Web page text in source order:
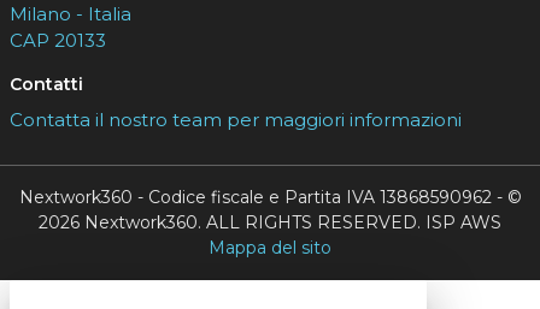
Milano - Italia
CAP 20133
Contatti
Contatta il nostro team per maggiori informazioni
Nextwork360 - Codice fiscale e Partita IVA 13868590962 - ©
2026 Nextwork360. ALL RIGHTS RESERVED. ISP AWS
Mappa del sito